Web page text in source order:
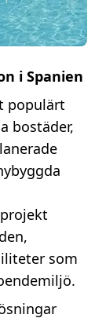
i Spanien
populärt
bostäder,
som